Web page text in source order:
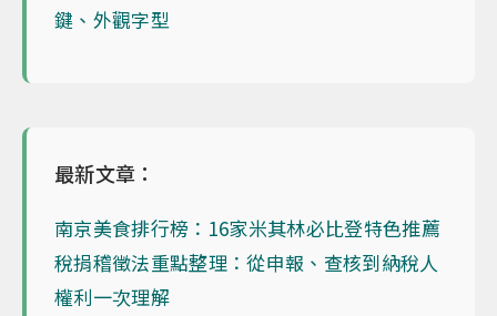
鍵、外觀字型
最新文章：
南京美食排行榜：16家米其林必比登特色推薦
稅捐稽徵法重點整理：從申報、查核到納稅人
權利一次理解